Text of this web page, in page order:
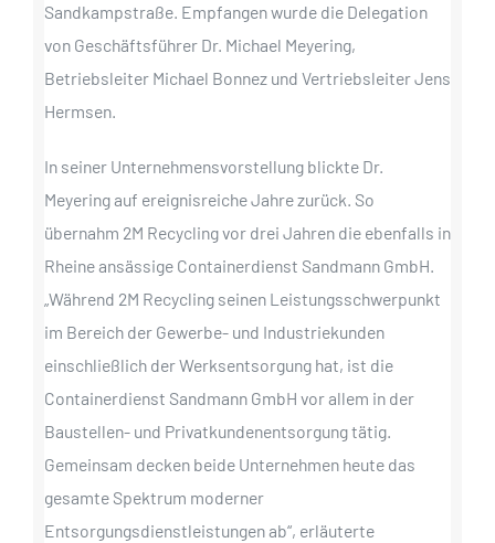
Sandkampstraße. Empfangen wurde die Delegation
von Geschäftsführer Dr. Michael Meyering,
Betriebsleiter Michael Bonnez und Vertriebsleiter Jens
Hermsen.
In seiner Unternehmensvorstellung blickte Dr.
Meyering auf ereignisreiche Jahre zurück. So
übernahm 2M Recycling vor drei Jahren die ebenfalls in
Rheine ansässige Containerdienst Sandmann GmbH.
„Während 2M Recycling seinen Leistungsschwerpunkt
im Bereich der Gewerbe- und Industriekunden
einschließlich der Werksentsorgung hat, ist die
Containerdienst Sandmann GmbH vor allem in der
Baustellen- und Privatkundenentsorgung tätig.
Gemeinsam decken beide Unternehmen heute das
gesamte Spektrum moderner
Entsorgungsdienstleistungen ab“, erläuterte